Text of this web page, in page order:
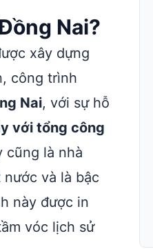
Nai?
xây dựng
công trình
Nai, với sự hỗ
với tổng công
cũng là nhà
và là bậc
này được in
vóc lịch sử